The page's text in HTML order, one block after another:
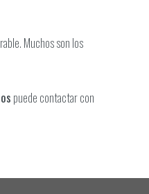
Muchos son los
puede contactar con